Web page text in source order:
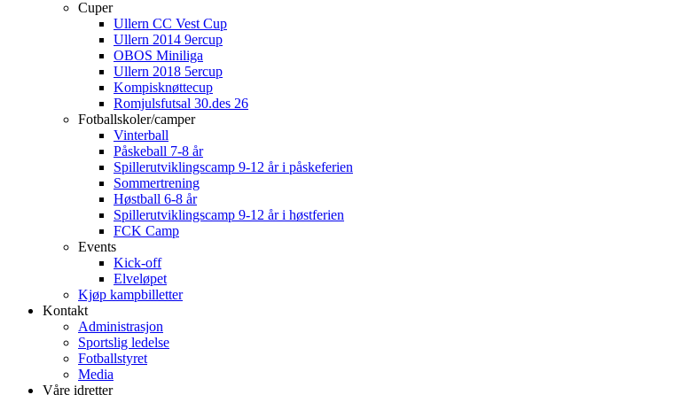
Cuper
Ullern CC Vest Cup
Ullern 2014 9ercup
OBOS Miniliga
Ullern 2018 5ercup
Kompisknøttecup
Romjulsfutsal 30.des 26
Fotballskoler/camper
Vinterball
Påskeball 7-8 år
Spillerutviklingscamp 9-12 år i påskeferien
Sommertrening
Høstball 6-8 år
Spillerutviklingscamp 9-12 år i høstferien
FCK Camp
Events
Kick-off
Elveløpet
Kjøp kampbilletter
Kontakt
Administrasjon
Sportslig ledelse
Fotballstyret
Media
Våre idretter